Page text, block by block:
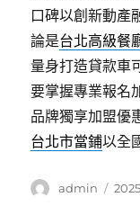
口碑以創新動產
論是台北高級餐
量身打造貸款車
要掌握專業報名
品牌獨享加盟優
台北市當鋪以全
作
admin
發